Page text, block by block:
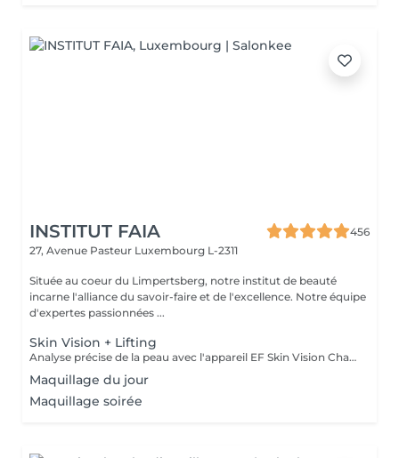
INSTITUT FAIA
456
27, Avenue Pasteur Luxembourg L-2311
Située au coeur du Limpertsberg, notre institut de beauté
incarne l'alliance du savoir-faire et de l'excellence. Notre équipe
d'expertes passionnées ...
Skin Vision + Lifting
Analyse précise de la peau avec l'appareil EF Skin Vision Chaque peau étant unique, nous analysons ensemble les besoins actuels de votre peau. L'appareil diagnostic effectue une analyse complète. Il détermine l'identité de votre peau en quelques minutes, en se basant sur 9 paramètres spécifiques: hydratation, excès de sébum, élasticité, desquamation, pores, taches pigmentaires, rides pattes d'oie, rides du front, couperose. Soin anti-âge liftant pour une peau plus ferme. Les produits pénètrent profondément grâce au, Sono Lifter qui permet également d'agir sur les cicatrices d'acné. Le relâchement de la peau, les rides et les rides d'expression sont atténuées grâce au RF Tightener. Pour raffermir et redessiner l'ovale du visage.
Maquillage du jour
Maquillage soirée